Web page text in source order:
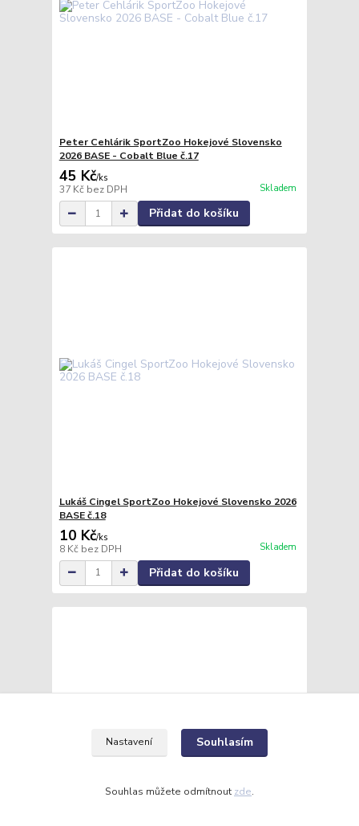
Peter Cehlárik SportZoo Hokejové Slovensko
2026 BASE - Cobalt Blue č.17
45 Kč/ks
37 Kč bez DPH Skladem
Přidat do košíku
Lukáš Cingel SportZoo Hokejové Slovensko 2026
BASE č.18
10 Kč/ks
8 Kč bez DPH Skladem
Přidat do košíku
Nastavení Souhlasím
Souhlas můžete odmítnout zde.